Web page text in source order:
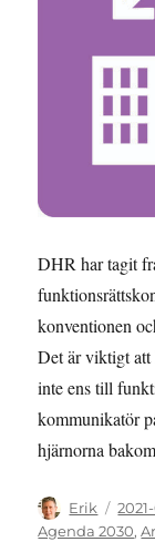
DHR har tagit
konventionen
Det är viktigt att
inte ens till
kommunikatör
hjärnorna
Författare
Erik
den
Agenda 2030,